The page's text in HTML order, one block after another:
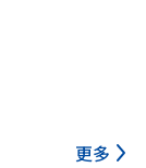
更多